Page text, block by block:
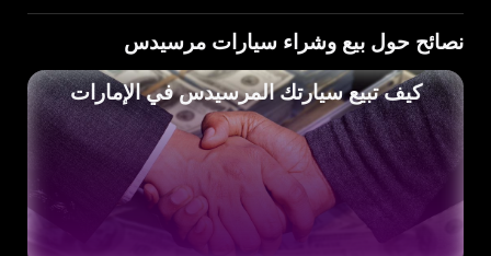
نصائح حول بيع وشراء سيارات مرسيدس
كيف تبيع سيارتك المرسيدس في الإمارات